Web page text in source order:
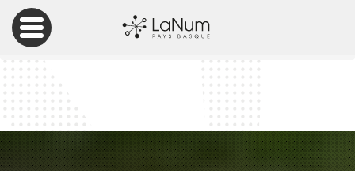
Numérique Responsable
Néo Num, une transition numérique responsable par et
pour les usagers : le témoignage d’Amandine Lafferrairie